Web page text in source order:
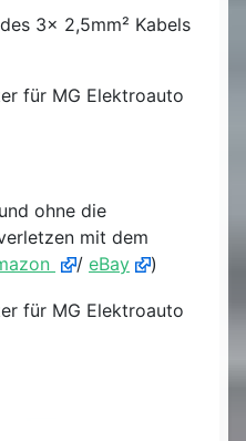
3x 2,5mm² Kabels
ohne die
mit dem
/ eBay )